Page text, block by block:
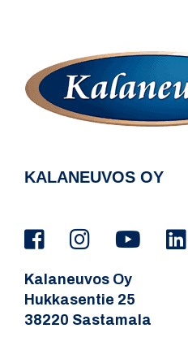
KALANEUVOS OY
Kalaneuvos Oy
Hukkasentie 25
38220 Sastamala